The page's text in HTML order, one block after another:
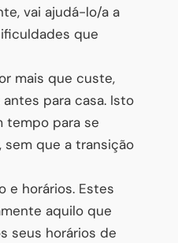
vai ajudá-lo/a a
que
mais que custe,
para casa. Isto
tempo para se
sem que a transição
e horários. Estes
aquilo que
seus horários de